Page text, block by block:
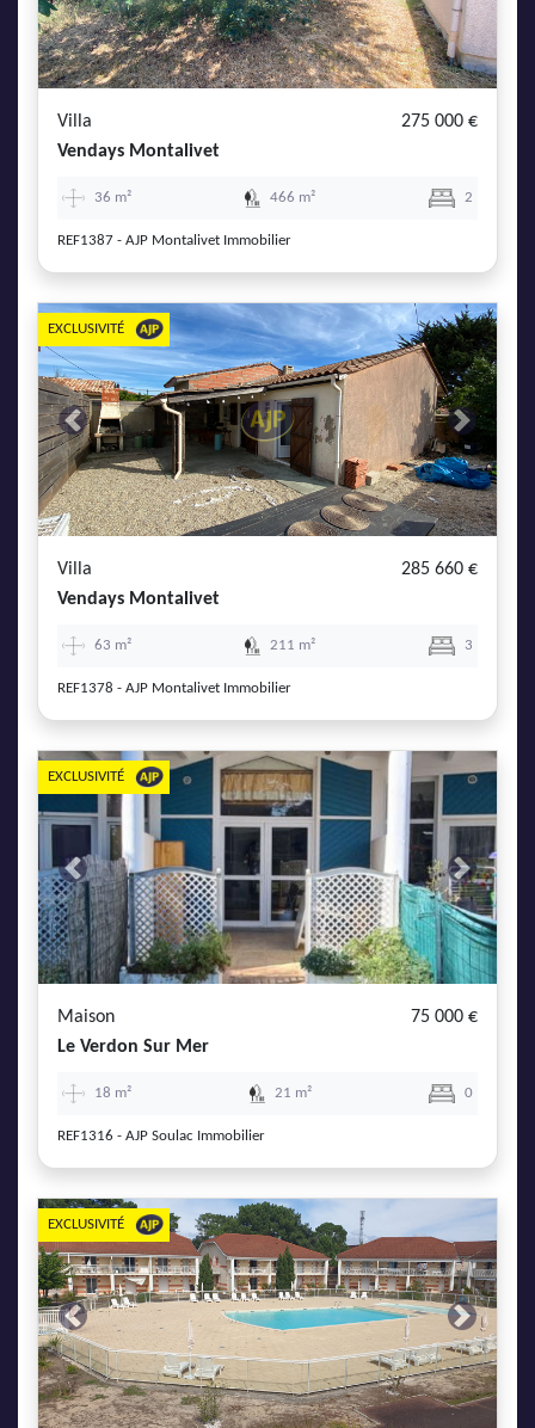
Villa
275 000 €
Vendays Montalivet
36 m² 466 m² 2
REF1387 - AJP Montalivet Immobilier
Previous Next
EXCLUSIVITÉ
Villa
285 660 €
Vendays Montalivet
63 m² 211 m² 3
REF1378 - AJP Montalivet Immobilier
Previous Next
EXCLUSIVITÉ
Maison
75 000 €
Le Verdon Sur Mer
18 m² 21 m² 0
REF1316 - AJP Soulac Immobilier
Previous Next
EXCLUSIVITÉ